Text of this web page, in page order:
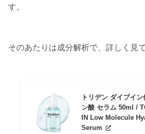
す。
そのあたりは成分解析で、詳しく見
トリデン ダイブイ
ン酸 セラム 50ml /
IN Low Molecule
Serum